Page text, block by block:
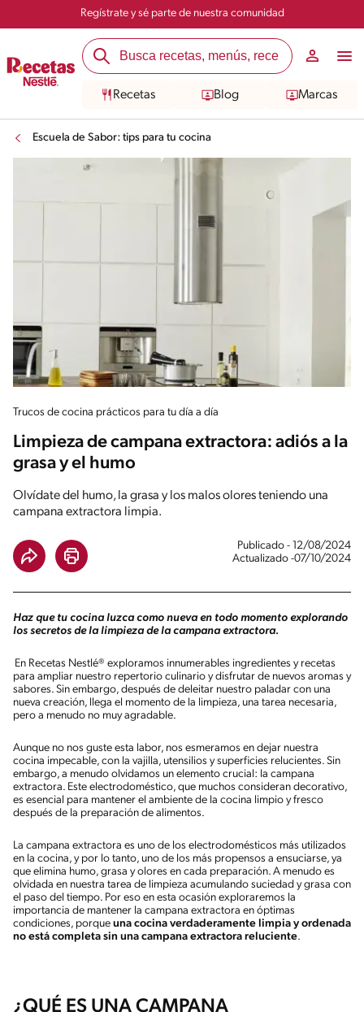
Regístrate y sé parte de nuestra comunidad
Recetas Blog Marcas
Escuela de Sabor: tips para tu cocina
Trucos de cocina prácticos para tu día a día
Limpieza de campana extractora: adiós a la
grasa y el humo
Olvídate del humo, la grasa y los malos olores teniendo una
campana extractora limpia.
Publicado - 12/08/2024
Actualizado -07/10/2024
Haz que tu cocina luzca como nueva en todo momento explorando
los secretos de la limpieza de la campana extractora.
En Recetas Nestlé® exploramos innumerables ingredientes y recetas
para ampliar nuestro repertorio culinario y disfrutar de nuevos aromas y
sabores. Sin embargo, después de deleitar nuestro paladar con una
nueva creación, llega el momento de la limpieza, una tarea necesaria,
pero a menudo no muy agradable.
Aunque no nos guste esta labor, nos esmeramos en dejar nuestra
cocina impecable, con la vajilla, utensilios y superficies relucientes. Sin
embargo, a menudo olvidamos un elemento crucial: la campana
extractora. Este electrodoméstico, que muchos consideran decorativo,
es esencial para mantener el ambiente de la cocina limpio y fresco
después de la preparación de alimentos.
La campana extractora es uno de los electrodomésticos más utilizados
en la cocina, y por lo tanto, uno de los más propensos a ensuciarse, ya
que elimina humo, grasa y olores en cada preparación. A menudo es
olvidada en nuestra tarea de limpieza acumulando suciedad y grasa con
el paso del tiempo. Por eso en esta ocasión exploraremos la
importancia de mantener la campana extractora en óptimas
condiciones, porque una cocina verdaderamente limpia y ordenada
no está completa sin una campana extractora reluciente.
¿QUÉ ES UNA CAMPANA